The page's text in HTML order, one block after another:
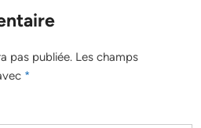
pas publiée. Les champs
*